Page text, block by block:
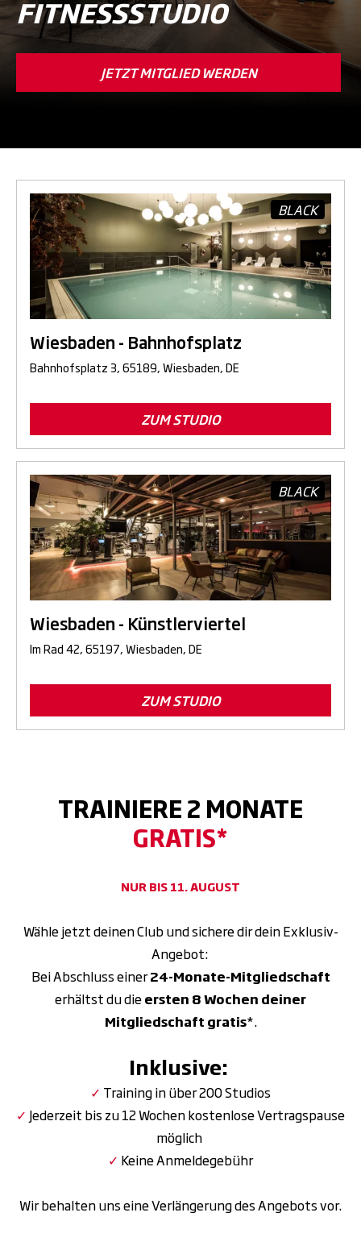
FITNESSSTUDIO
JETZT MITGLIED WERDEN
Wiesbaden - Bahnhofsplatz
Bahnhofsplatz 3, 65189, Wiesbaden, DE
ZUM STUDIO
BLACK
Wiesbaden - Künstlerviertel
Im Rad 42, 65197, Wiesbaden, DE
ZUM STUDIO
BLACK
TRAINIERE 2 MONATE
GRATIS*
NUR BIS 11. AUGUST
Wähle jetzt deinen Club und sichere dir dein Exklusiv-
Angebot:
Bei Abschluss einer24-Monate-Mitgliedschaft
erhältst du dieersten 8 Wochen deiner
Mitgliedschaft gratis*.
Inklusive:
✓ Training in über 200 Studios
✓ Jederzeit bis zu 12 Wochen kostenlose Vertragspause
möglich
✓ Keine Anmeldegebühr
Wir behalten uns eine Verlängerung des Angebots vor.